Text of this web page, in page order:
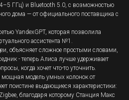
ГГц) и Bluetooth 5.0, с возможностью
дома — от официального поставщика с
YandexGPT, которая позволила
ассистента №1.
объясняет сложное простыми словами,
- теперь Алиса лучше удерживает
когда хочет что-то уточнить.
модель умных колонок от
поистине выдающиеся характеристики:
благодаря которому Станция Макс